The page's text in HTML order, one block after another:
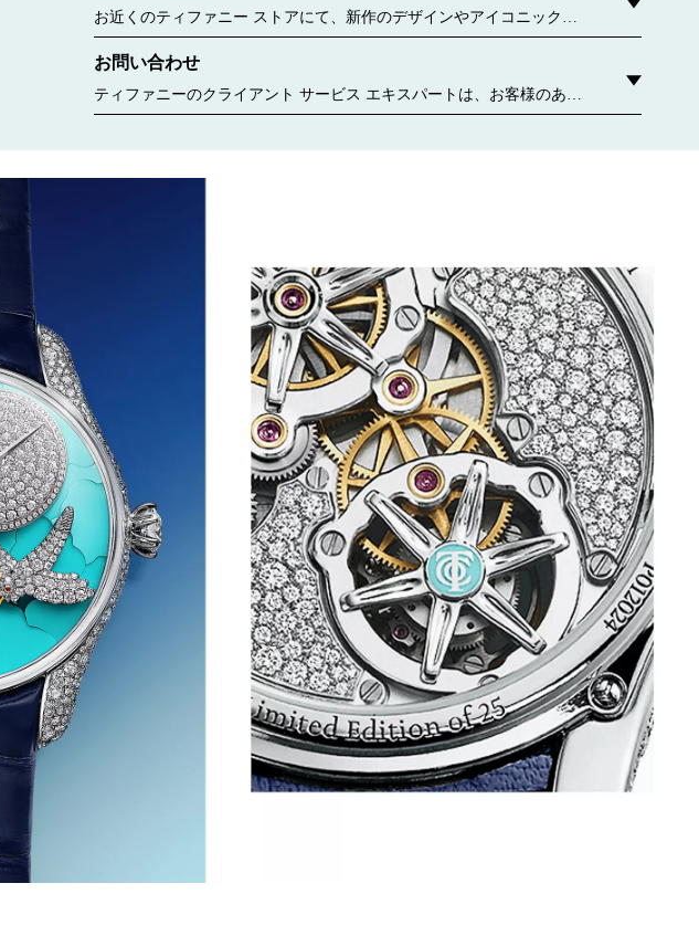
ルー バッグが、持続可能な材料や再生紙から作られています。 詳しく
見る
お近くのティファニー ストアにて、新作のデザインやアイコニックな
コレクションなどをご覧ください。 お近くのティファニー ストアはこ
ちら
お問い合わせ
ティファニーのクライアント サービス エキスパートは、お客様のあら
ゆるニーズに合わせてパーソナライズされたサービスをご提供しま